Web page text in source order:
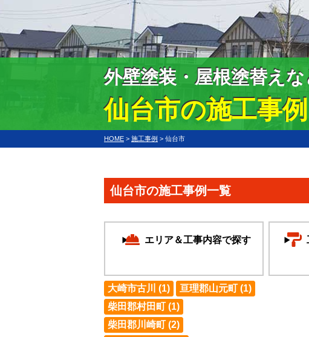
外壁塗装・屋根塗替え
仙台市の施工事例
HOME > 施工事例 > 仙台市
仙台市の施工事例一覧
エリア＆工事内容で探す
大崎市古川 (1)
亘理郡山元町 (1)
柴田郡村田町 (1)
柴田郡川崎町 (2)